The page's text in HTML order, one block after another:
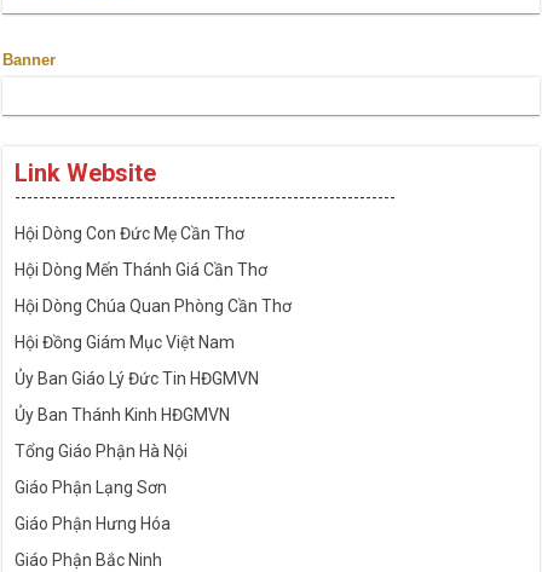
Banner
Link Website
---------------------------------------------------------------
Hội Dòng Con Đức Mẹ Cần Thơ
Hội Dòng Mến Thánh Giá Cần Thơ
Hội Dòng Chúa Quan Phòng Cần Thơ
Hội Đồng Giám Mục Việt Nam
Ủy Ban Giáo Lý Đức Tin HĐGMVN
Ủy Ban Thánh Kinh HĐGMVN
Tổng Giáo Phận Hà Nội
Giáo Phận Lạng Sơn
Giáo Phận Hưng Hóa
Giáo Phận Bắc Ninh